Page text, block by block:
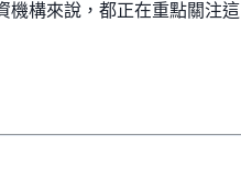
機構來說，都正在重點關注這